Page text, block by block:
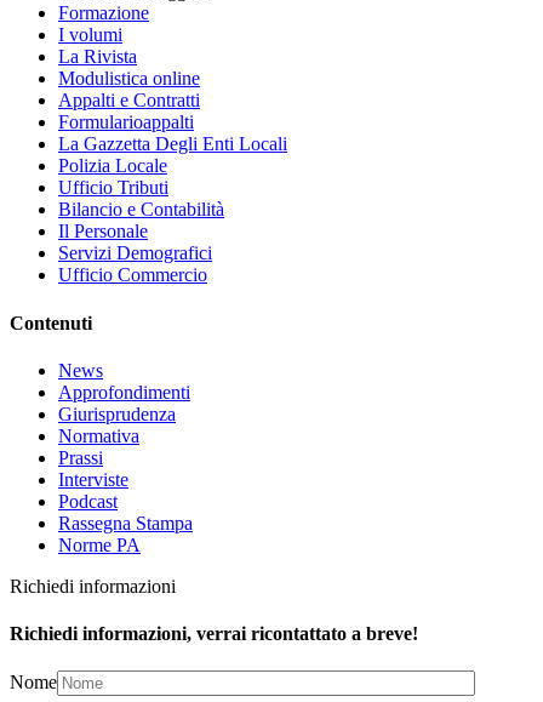
Formazione
I volumi
La Rivista
Modulistica online
Appalti e Contratti
Formularioappalti
La Gazzetta Degli Enti Locali
Polizia Locale
Ufficio Tributi
Bilancio e Contabilità
Il Personale
Servizi Demografici
Ufficio Commercio
Contenuti
News
Approfondimenti
Giurisprudenza
Normativa
Prassi
Interviste
Podcast
Rassegna Stampa
Norme PA
Richiedi informazioni
Richiedi informazioni, verrai ricontattato a breve!
Nome